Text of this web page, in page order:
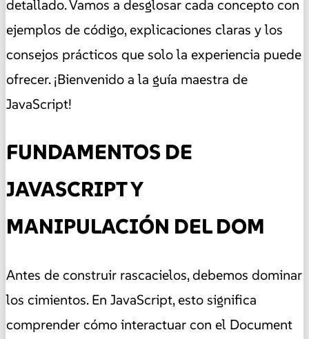
detallado. Vamos a desglosar cada concepto con
ejemplos de código, explicaciones claras y los
consejos prácticos que solo la experiencia puede
ofrecer. ¡Bienvenido a la guía maestra de
JavaScript!
FUNDAMENTOS DE
JAVASCRIPT Y
MANIPULACIÓN DEL DOM
Antes de construir rascacielos, debemos dominar
los cimientos. En JavaScript, esto significa
comprender cómo interactuar con el Document